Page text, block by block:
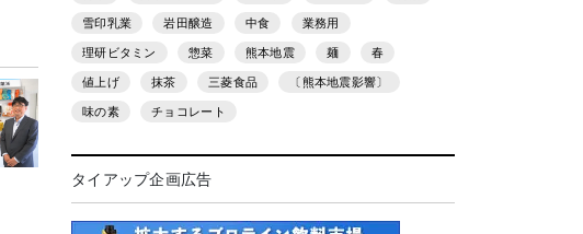
雪印乳業 岩田醸造 中食 業務用
理研ビタミン 惣菜 熊本地震 麺 春
値上げ 抹茶 三菱食品 〔熊本地震影響〕
味の素 チョコレート
タイアップ企画広告